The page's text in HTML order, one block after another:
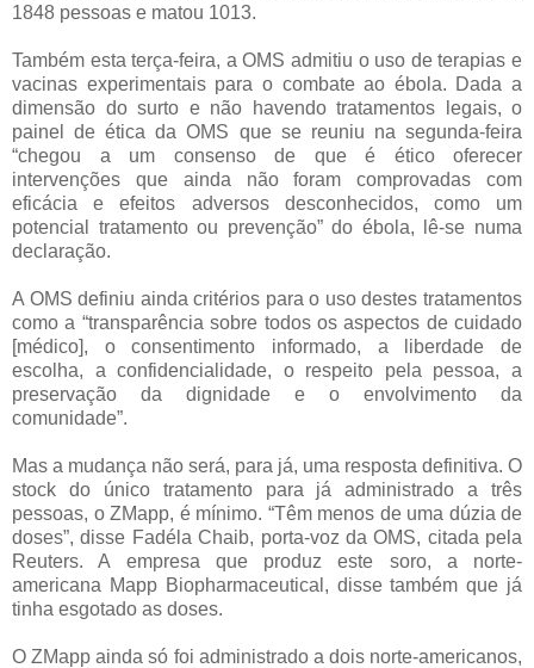
1848 pessoas e matou 1013.
Também esta terça-feira, a OMS admitiu o uso de terapias e
vacinas experimentais para o combate ao ébola. Dada a
dimensão do surto e não havendo tratamentos legais, o
painel de ética da OMS que se reuniu na segunda-feira
“chegou a um consenso de que é ético oferecer
intervenções que ainda não foram comprovadas com
eficácia e efeitos adversos desconhecidos, como um
potencial tratamento ou prevenção” do ébola, lê-se numa
declaração.
A OMS definiu ainda critérios para o uso destes tratamentos
como a “transparência sobre todos os aspectos de cuidado
[médico], o consentimento informado, a liberdade de
escolha, a confidencialidade, o respeito pela pessoa, a
preservação da dignidade e o envolvimento da
comunidade”.
Mas a mudança não será, para já, uma resposta definitiva. O
stock do único tratamento para já administrado a três
pessoas, o ZMapp, é mínimo. “Têm menos de uma dúzia de
doses”, disse Fadéla Chaib, porta-voz da OMS, citada pela
Reuters. A empresa que produz este soro, a norte-
americana Mapp Biopharmaceutical, disse também que já
tinha esgotado as doses.
O ZMapp ainda só foi administrado a dois norte-americanos,